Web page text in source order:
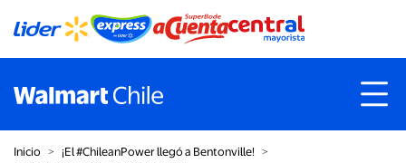
Inicio ˃ ¡El #ChileanPower llegó a Bentonville! ˃